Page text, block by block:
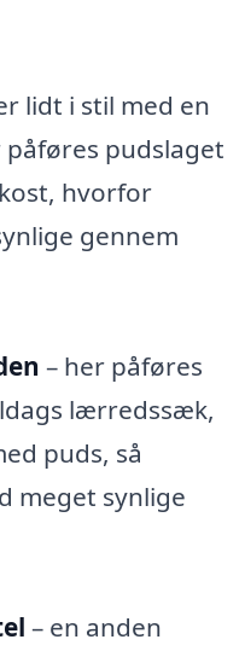
lidt i stil med en
pudslaget
hvorfor
gennem
– her påføres
lærredssæk,
puds, så
meget synlige
– en anden